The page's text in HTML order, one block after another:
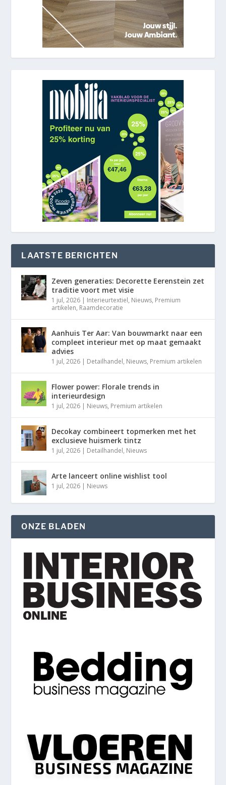
LAATSTE BERICHTEN
Zeven generaties: Decorette Eerenstein zet
traditie voort met visie
1 jul, 2026 | Interieurtextiel, Nieuws, Premium
artikelen, Raamdecoratie
Aanhuis Ter Aar: Van bouwmarkt naar een
compleet interieur met op maat gemaakt
advies
1 jul, 2026 | Detailhandel, Nieuws, Premium artikelen
Flower power: Florale trends in
interieurdesign
1 jul, 2026 | Nieuws, Premium artikelen
Decokay combineert topmerken met het
exclusieve huismerk tintz
1 jul, 2026 | Detailhandel, Nieuws
Arte lanceert online wishlist tool
1 jul, 2026 | Nieuws
ONZE BLADEN